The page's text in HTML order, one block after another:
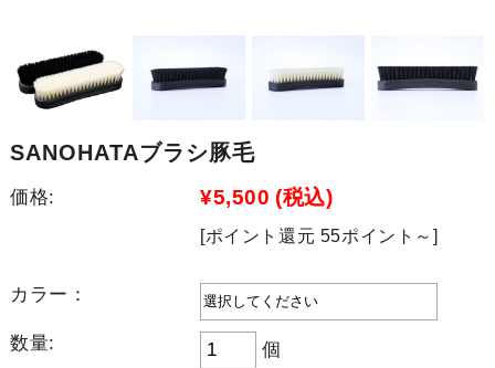
SANOHATAブラシ豚毛
価格: ¥5,500 (税込)
[ポイント還元 55ポイント～]
カラー：
数量: 個